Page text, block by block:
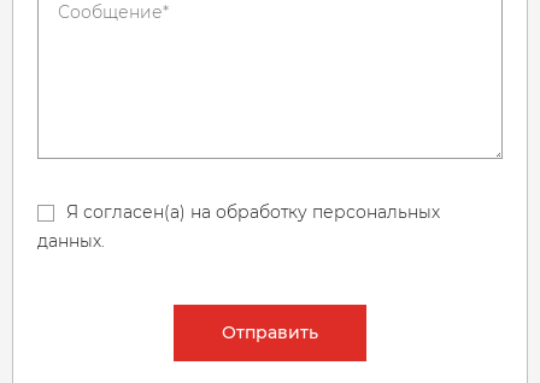
Я согласен(а) на обработку персональных
данных.
Отправить